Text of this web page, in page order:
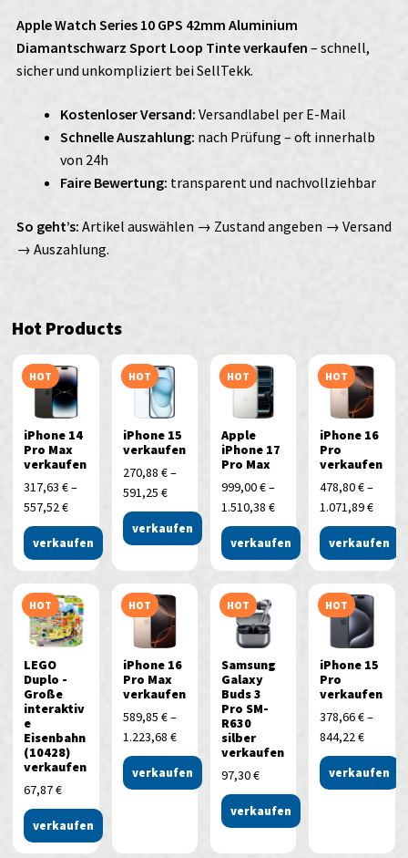
Apple Watch Series 10 GPS 42mm Aluminium
Diamantschwarz Sport Loop Tinte verkaufen – schnell,
sicher und unkompliziert bei SellTekk.
Kostenloser Versand: Versandlabel per E-Mail
Schnelle Auszahlung: nach Prüfung – oft innerhalb
von 24h
Faire Bewertung: transparent und nachvollziehbar
So geht’s: Artikel auswählen → Zustand angeben → Versand
→ Auszahlung.
Hot Products
HOT
iPhone 14
Pro Max
verkaufen
317,63€–
557,52€
verkaufen
HOT
iPhone 15
verkaufen
270,88 €–
591,25 €
verkaufen
HOT
Apple
iPhone 17
Pro Max
999,00€–
1.510,38 €
verkaufen
HOT
iPhone 16
Pro
verkaufen
478,80€–
1.071,89€
verkaufen
HOT
LEGO
Duplo -
Große
interaktiv
e
Eisenbahn
(10428)
verkaufen
67,87€
verkaufen
HOT
iPhone 16
Pro Max
verkaufen
589,85 €–
1.223,68 €
verkaufen
HOT
Samsung
Galaxy
Buds 3
Pro SM-
R630
silber
verkaufen
97,30€
verkaufen
HOT
iPhone 15
Pro
verkaufen
378,66€–
844,22€
verkaufen